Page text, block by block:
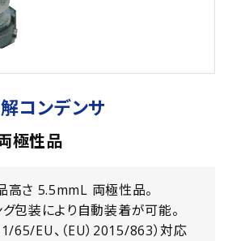
コンデンサ
極性品
高さ 5.5mmL 両極性品。
包装により自動装着が可能。
65/EU、（EU）2015/863）対応